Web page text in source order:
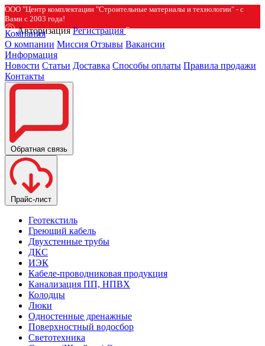
ООО "Центр комплектации "Строительные материалы и технологии" - с
Вами с 2003 года!
Авторизация Регистрация
Компания
О компании Миссия Отзывы Вакансии
Информация
Новости Статьи Доставка Способы оплаты Правила продажи
Контакты
Обратная связь
Прайс-лист
Геотекстиль
Греющий кабель
Двухстенные трубы
ДКС
ИЭК
Кабеле-проводниковая продукция
Канализация ПП, НПВХ
Колодцы
Люки
Одностенные дренажные
Поверхностный водосбор
Светотехника